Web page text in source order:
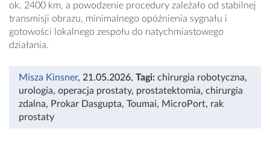
ok. 2400 km, a powodzenie procedury zależało od stabilnej
transmisji obrazu, minimalnego opóźnienia sygnału i
gotowości lokalnego zespołu do natychmiastowego
działania.
Misza Kinsner, 21.05.2026, Tagi: chirurgia robotyczna,
urologia, operacja prostaty, prostatektomia, chirurgia
zdalna, Prokar Dasgupta, Toumai, MicroPort, rak
prostaty